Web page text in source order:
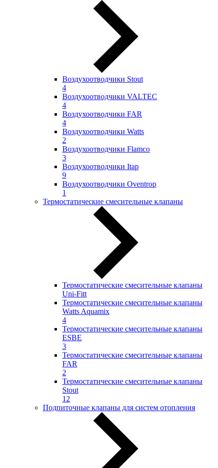
Воздухоотводчики Stout
4
Воздухоотводчики VALTEC
4
Воздухоотводчики FAR
4
Воздухоотводчики Watts
2
Воздухоотводчики Flamco
3
Воздухоотводчики Itap
9
Воздухоотводчики Oventrop
1
Термостатические смесительные клапаны
Термостатические смесительные клапаны
Uni-Fitt
Термостатические смесительные клапаны
Watts Aquamix
4
Термостатические смесительные клапаны
ESBE
3
Термостатические смесительные клапаны
FAR
2
Термостатические смесительные клапаны
Stout
12
Подпиточные клапаны для систем отопления